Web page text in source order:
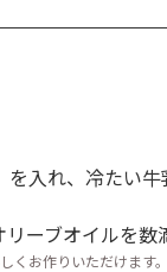
を入れ、冷たい
ーブオイルを数
くお作りいただけます。